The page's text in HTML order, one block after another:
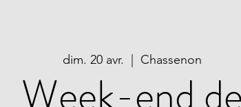
dim. 20 avr.
  |
Chassenon
Week-end de